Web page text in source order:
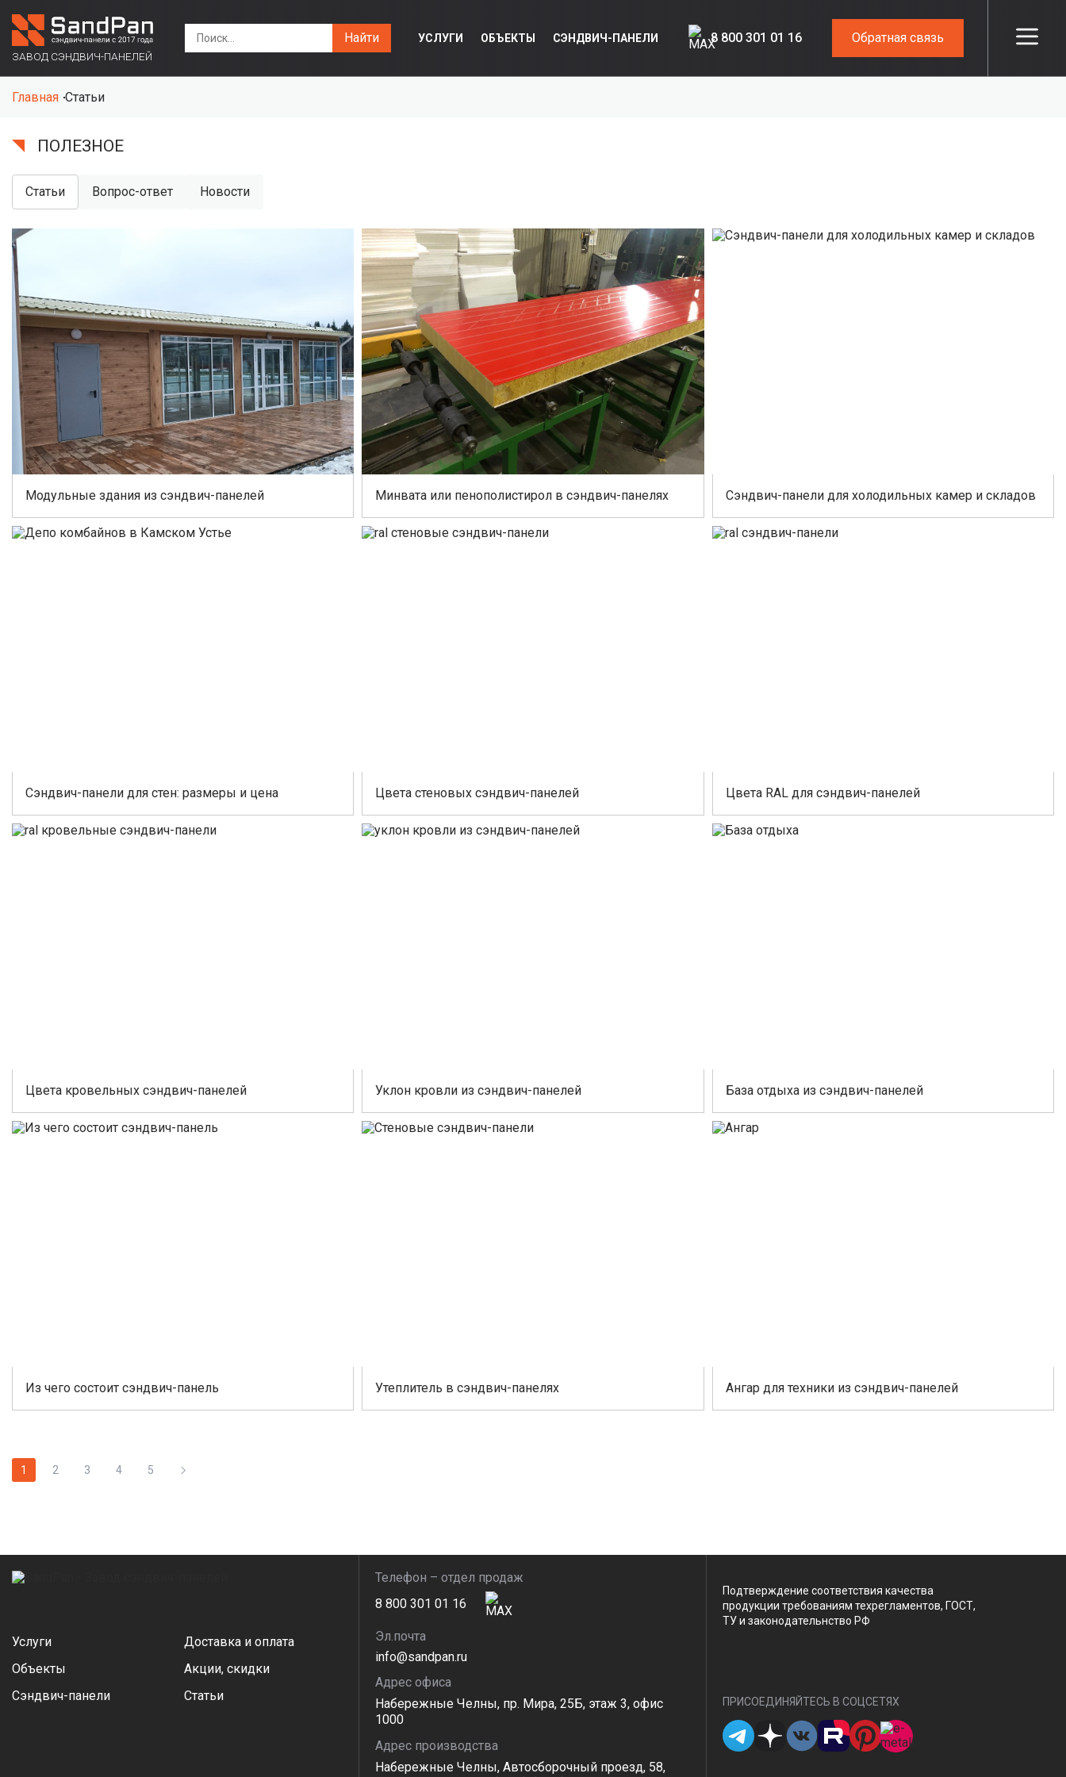
ЗАВОД СЭНДВИЧ-ПАНЕЛЕЙ
Найти УСЛУГИ ОБЪЕКТЫ СЭНДВИЧ-ПАНЕЛИ 8 800 301 01 16 Обратная связь
Главная Статьи
ПОЛЕЗНОЕ
Статьи Вопрос-ответ Новости
Модульные здания из сэндвич-панелей Минвата или пенополистирол в сэндвич-панелях Сэндвич-панели для холодильных камер и складов
Сэндвич-панели для стен: размеры и цена Цвета стеновых сэндвич-панелей Цвета RAL для сэндвич-панелей
Цвета кровельных сэндвич-панелей Уклон кровли из сэндвич-панелей База отдыха из сэндвич-панелей
Из чего состоит сэндвич-панель Утеплитель в сэндвич-панелях Ангар для техники из сэндвич-панелей
1 2 3 4 5
Услуги
Объекты
Сэндвич-панели
Доставка и оплата
Акции, скидки
Статьи
Телефон – отдел продаж
8 800 301 01 16
Эл.почта
info@sandpan.ru
Адрес офиса
Набережные Челны, пр. Мира, 25Б, этаж 3, офис
1000
Адрес производства
Набережные Челны, Автосборочный проезд, 58,
Подтверждение соответствия качества
продукции требованиям техрегламентов, ГОСТ,
ТУ и законодательнство РФ
ПРИСОЕДИНЯЙТЕСЬ В СОЦСЕТЯХ